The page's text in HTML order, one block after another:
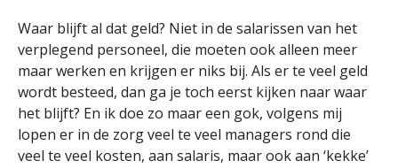
Waar blijft al dat geld? Niet in de salarissen van het
verplegend personeel, die moeten ook alleen meer
maar werken en krijgen er niks bij. Als er te veel geld
wordt besteed, dan ga je toch eerst kijken naar waar
het blijft? En ik doe zo maar een gok, volgens mij
lopen er in de zorg veel te veel managers rond die
veel te veel kosten, aan salaris, maar ook aan ‘kekke’